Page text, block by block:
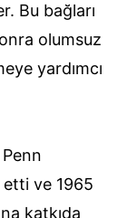
Bu bağları
olumsuz
yardımcı
etti ve 1965
katkıda